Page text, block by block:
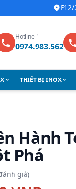
Hotline 1
0974.983.562
THIẾT BỊ INOX
Hành
Phá
giá)